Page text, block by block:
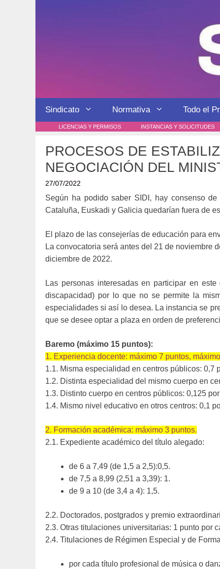
Sindicato Normativa Todo el
LICENCIAS Y PERMISOS INSTANCIAS Y SOLICITUDES
PROCESOS DE
NEGOCIACIÓN DEL
27/07/2022
Según ha podido saber SIDI, hay consenso
Cataluña, Euskadi y Galicia quedarían fuera de
El plazo de las consejerías de educación para
La convocatoria será antes del 21 de noviembre
diciembre de 2022.
Las personas interesadas en participar en
discapacidad) por lo que no se permite la
especialidades si así lo desea. La instancia se
que se desee optar a plaza en orden de
Baremo (máximo 15 puntos):
1. Experiencia docente: máximo 7 puntos,
1.1. Misma especialidad en centros públicos: 0,7
1.2. Distinta especialidad del mismo cuerpo en
1.3. Distinto cuerpo en centros públicos: 0,125
1.4. Mismo nivel educativo en otros centros: 0,1
2. Formación académica: máximo 3 puntos.
2.1. Expediente académico del título alegado:
de 6 a 7,49 (de 1,5 a 2,5):0,5.
de 7,5 a 8,99 (2,51 a 3,39): 1.
de 9 a 10 (de 3,4 a 4): 1,5.
2.2. Doctorados, postgrados y premio
2.3. Otras titulaciones universitarias: 1 punto por
2.4. Titulaciones de Régimen Especial y de
por cada título profesional de música o